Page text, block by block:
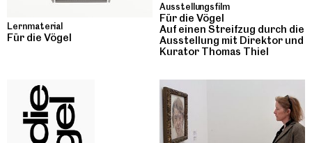
Lernmaterial
Für die Vögel
Ausstellungsfilm
Für die Vögel
Auf einen Streifzug durch die
Ausstellung mit Direktor und
Kurator Thomas Thiel